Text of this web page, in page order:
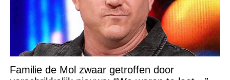
Familie de Mol zwaar getroffen door